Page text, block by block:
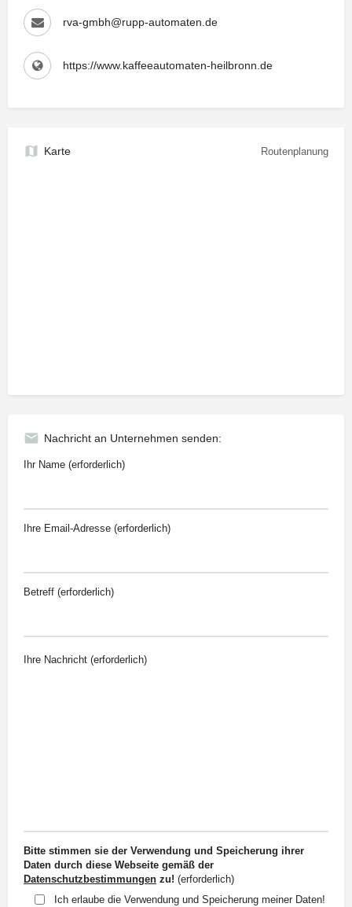
rva-gmbh@rupp-automaten.de
https://www.kaffeeautomaten-heilbronn.de
Karte Routenplanung
Nachricht an Unternehmen senden:
Ihr Name (erforderlich)
Ihre Email-Adresse (erforderlich)
Betreff (erforderlich)
Ihre Nachricht (erforderlich)
Bitte stimmen sie der Verwendung und Speicherung ihrer
Daten durch diese Webseite gemäß der
Datenschutzbestimmungen zu! (erforderlich)
Ich erlaube die Verwendung und Speicherung meiner Daten!